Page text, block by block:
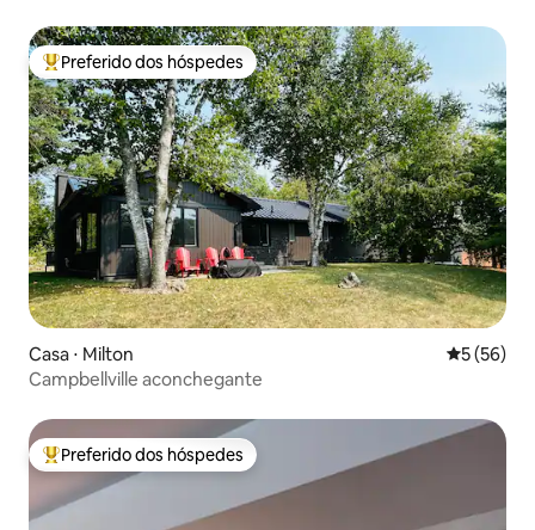
Entre os melhores preferidos dos hóspedes
Preferido dos hóspedes
Casa ⋅ Milton 5 de uma
5 (56)
Campbellville aconchegante
Entre os melhores preferidos dos hóspedes
Preferido dos hóspedes